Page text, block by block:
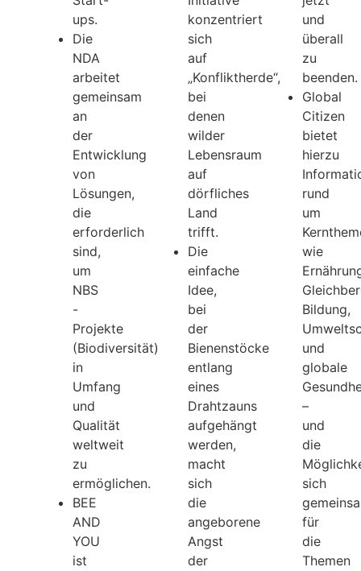
ups.
Die
NDA
arbeitet
gemeinsam
an
der
Entwicklung
von
Lösungen,
die
erforderlich
sind,
um
NBS
-
Projekte
(Biodiversität)
in
Umfang
und
Qualität
weltweit
zu
ermöglichen.
BEE
AND
YOU
ist
konzentriert
sich
auf
„Konfliktherde“,
bei
denen
wilder
Lebensraum
auf
dörfliches
Land
trifft.
Die
einfache
Idee,
bei
der
Bienenstöcke
entlang
eines
Drahtzauns
aufgehängt
werden,
macht
sich
die
angeborene
Angst
der
und
überall
zu
beenden.
Global
Citizen
bietet
hierzu
rund
um
wie
Bildung,
und
globale
–
und
die
sich
für
die
Themen